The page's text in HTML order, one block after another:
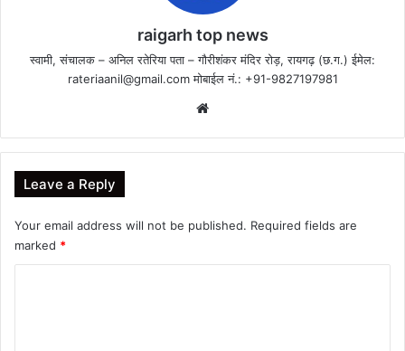
raigarh top news
स्वामी, संचालक – अनिल रतेरिया पता – गौरीशंकर मंदिर रोड़, रायगढ़ (छ.ग.) ईमेल:
rateriaanil@gmail.comमोबाईल नं.: +91-9827197981
Leave a Reply
Your email address will not be published. Required fields are
marked *